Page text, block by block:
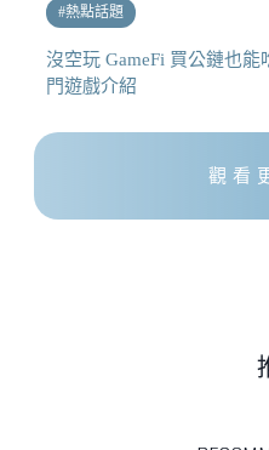
#熱點話題
沒空玩 GameFi 買公鏈也
門遊戲介紹
觀看